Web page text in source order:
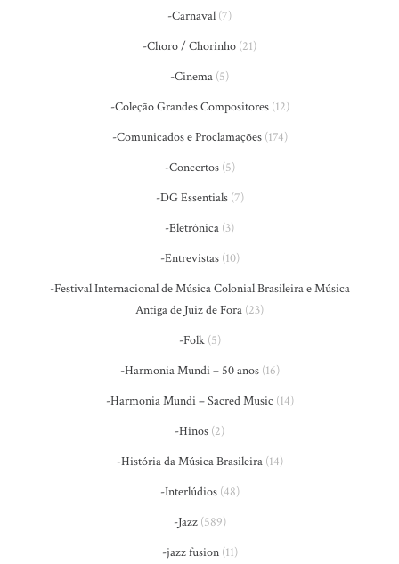
-Carnaval (7)
-Choro / Chorinho (21)
-Cinema (5)
-Coleção Grandes Compositores(12)
-Comunicados e Proclamações(174)
-Concertos(5)
-DG Essentials(7)
-Eletrônica (3)
-Entrevistas(10)
-Festival Internacional de Música Colonial Brasileira e Música
Antiga de Juiz de Fora (23)
-Folk(5)
-Harmonia Mundi – 50 anos(16)
-Harmonia Mundi – Sacred Music (14)
-Hinos (2)
-História da Música Brasileira(14)
-Interlúdios(48)
-Jazz(589)
-jazz fusion(11)